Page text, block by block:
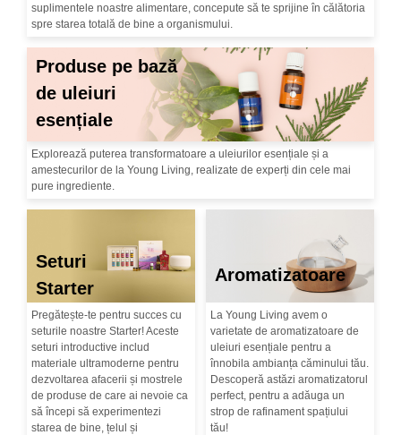
suplimentele noastre alimentare, concepute să te sprijine în călătoria
spre starea totală de bine a organismului.
Produse pe bază
de uleiuri
esențiale
Explorează puterea transformatoare a uleiurilor esențiale și a
amestecurilor de la Young Living, realizate de experți din cele mai
pure ingrediente.
Seturi
Starter
Pregătește-te pentru succes cu
seturile noastre Starter! Aceste
seturi introductive includ
materiale ultramoderne pentru
dezvoltarea afacerii și mostrele
de produse de care ai nevoie ca
să începi să experimentezi
starea de bine, țelul și
Aromatizatoare
La Young Living avem o
varietate de aromatizatoare de
uleiuri esențiale pentru a
înnobila ambianța căminului tău.
Descoperă astăzi aromatizatorul
perfect, pentru a adăuga un
strop de rafinament spațiului
tău!